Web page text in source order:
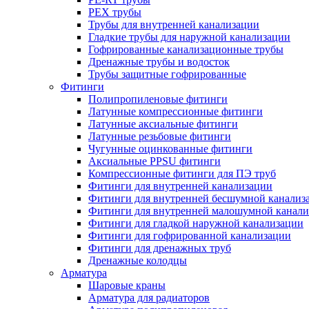
PEX трубы
Трубы для внутренней канализации
Гладкие трубы для наружной канализации
Гофрированные канализационные трубы
Дренажные трубы и водосток
Трубы защитные гофрированные
Фитинги
Полипропиленовые фитинги
Латунные компрессионные фитинги
Латунные аксиальные фитинги
Латунные резьбовые фитинги
Чугунные оцинкованные фитинги
Аксиальные PPSU фитинги
Компрессионные фитинги для ПЭ труб
Фитинги для внутренней канализации
Фитинги для внутренней бесшумной
Фитинги для внутренней малошумной
Фитинги для гладкой наружной канализации
Фитинги для гофрированной канализации
Фитинги для дренажных труб
Дренажные колодцы
Арматура
Шаровые краны
Арматура для радиаторов